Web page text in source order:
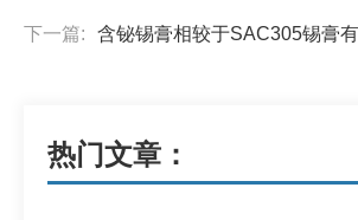
下一篇:
热门文章：